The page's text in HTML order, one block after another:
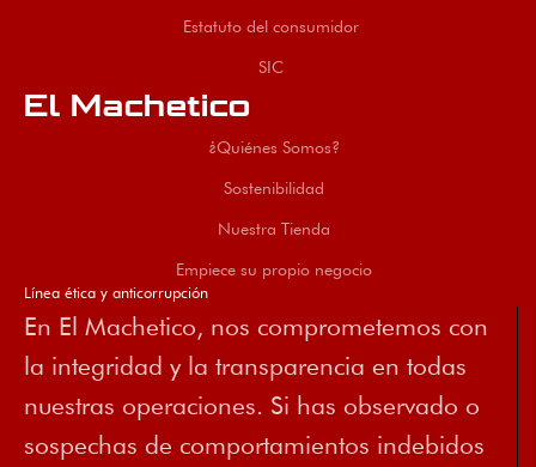
Estatuto del consumidor
SIC
El Machetico
¿Quiénes Somos?
Sostenibilidad
Nuestra Tienda
Empiece su propio negocio
Línea ética y anticorrupción
En El Machetico, nos comprometemos con
la integridad y la transparencia en todas
nuestras operaciones. Si has observado o
sospechas de comportamientos indebidos